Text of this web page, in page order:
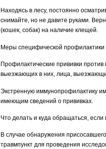
Находясь в лесу, постоянно
снимайте, но не давите руками.
(кошек, собак) на наличие клещей.
Меры специфической профилактики
Профилактические прививки
выезжающих в них, лица,
Экстренную иммунопрофилактику
имеющим сведений о прививках.
Что делать и куда обращаться,
В случае обнаружения
травмпункт для проведения